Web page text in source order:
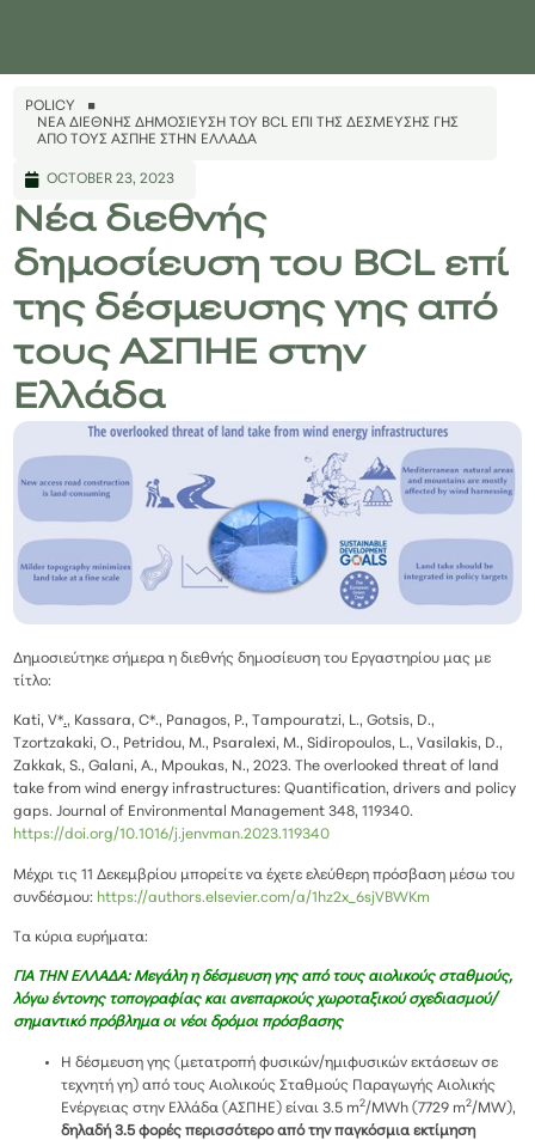
POLICY
ΝΈΑ ΔΙΕΘΝΉΣ ΔΗΜΟΣΊΕΥΣΗ ΤΟΥ BCL ΕΠΊ ΤΗΣ ΔΈΣΜΕΥΣΗΣ ΓΗΣ
ΑΠΌ ΤΟΥΣ ΑΣΠΗΕ ΣΤΗΝ ΕΛΛΆΔΑ
OCTOBER 23, 2023
Νέα διεθνής
δημοσίευση του BCL επί
της δέσμευσης γης από
τους ΑΣΠΗΕ στην
Ελλάδα
Δημοσιεύτηκε σήμερα η διεθνής δημοσίευση του Εργαστηρίου μας με
τίτλο:
Kati, V*., Kassara, C*., Panagos, P., Tampouratzi, L., Gotsis, D.,
Tzortzakaki, O., Petridou, M., Psaralexi, M., Sidiropoulos, L., Vasilakis, D.,
Zakkak, S., Galani, A., Mpoukas, N., 2023. The overlooked threat of land
take from wind energy infrastructures: Quantification, drivers and policy
gaps. Journal of Environmental Management 348, 119340.
https://doi.org/10.1016/j.jenvman.2023.119340
Μέχρι τις 11 Δεκεμβρίου μπορείτε να έχετε ελεύθερη πρόσβαση μέσω του
συνδέσμου: https://authors.elsevier.com/a/1hz2x_6sjVBWKm
Τα κύρια ευρήματα:
ΓΙΑ ΤΗΝ ΕΛΛΑΔΑ: Μεγάλη η δέσμευση γης από τους αιολικούς σταθμούς,
λόγω έντονης τοπογραφίας και ανεπαρκούς χωροταξικού σχεδιασμού/
σημαντικό πρόβλημα οι νέοι δρόμοι πρόσβασης
Η δέσμευση γης (μετατροπή φυσικών/ημιφυσικών εκτάσεων σε
τεχνητή γη) από τους Αιολικούς Σταθμούς Παραγωγής Αιολικής
Ενέργειας στην Ελλάδα (ΑΣΠΗΕ) είναι 3.5 m2/MWh (7729 m2/MW),
δηλαδή 3.5 φορές περισσότερο από την παγκόσμια εκτίμηση